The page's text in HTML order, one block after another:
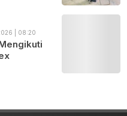
| 08:20